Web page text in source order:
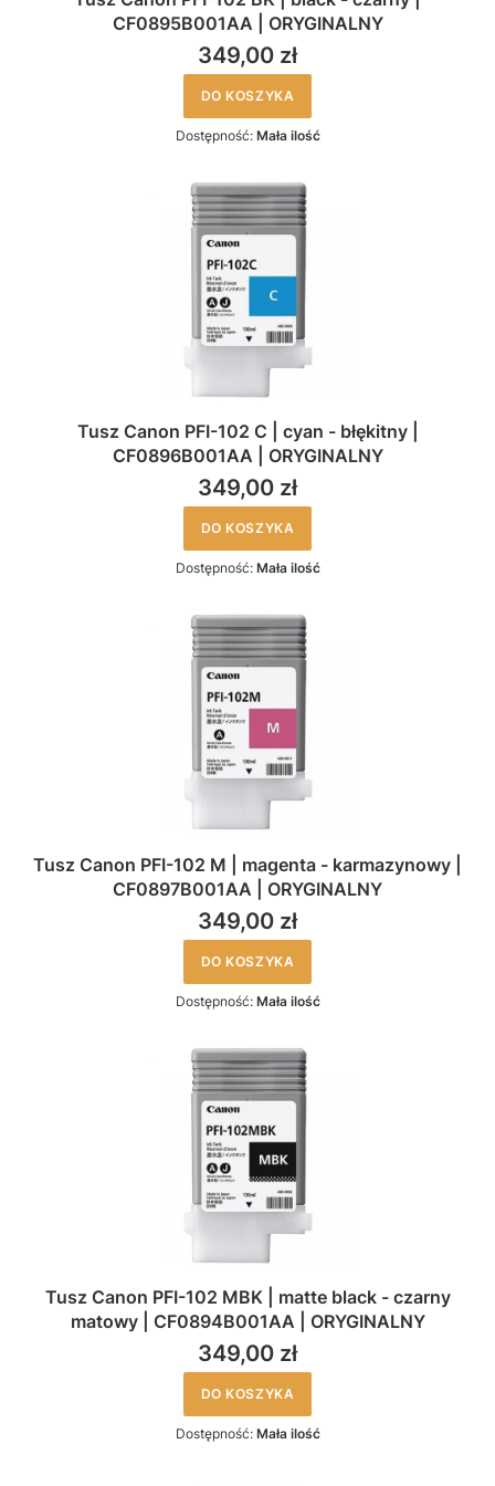
CF0895B001AA | ORYGINALNY
349,00 zł
DO KOSZYKA
Dostępność: Mała ilość
Tusz Canon PFI-102 C | cyan - błękitny |
CF0896B001AA | ORYGINALNY
349,00 zł
DO KOSZYKA
Dostępność: Mała ilość
Tusz Canon PFI-102 M | magenta - karmazynowy |
CF0897B001AA | ORYGINALNY
349,00 zł
DO KOSZYKA
Dostępność: Mała ilość
Tusz Canon PFI-102 MBK | matte black - czarny
matowy | CF0894B001AA | ORYGINALNY
349,00 zł
DO KOSZYKA
Dostępność: Mała ilość